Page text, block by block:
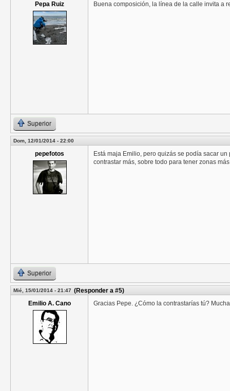
Pepa Ruiz Buena composición, la línea de la calle invita a
Superior
Dom, 12/01/2014 - 22:00
pepefotos
Está maja Emilio, pero quizás se podía sacar
contrastar más, sobre todo para tener zonas
Superior
Mié, 15/01/2014 - 21:47 (Responder a #5)
Emilio A. Cano
Gracias Pepe. ¿Cómo la contrastarías tú?